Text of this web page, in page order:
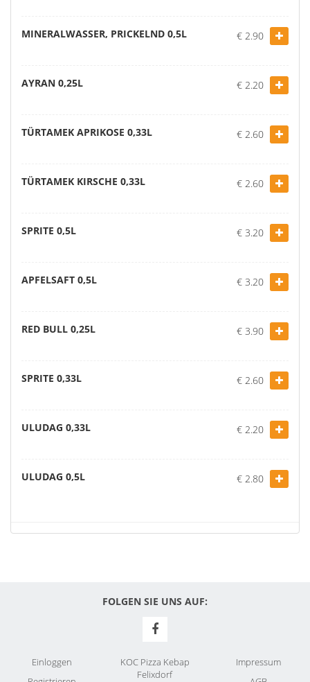
MINERALWASSER, PRICKELND 0,5L € 2.90
AYRAN 0,25L € 2.20
TÜRTAMEK APRIKOSE 0,33L € 2.60
TÜRTAMEK KIRSCHE 0,33L € 2.60
SPRITE 0,5L € 3.20
APFELSAFT 0,5L € 3.20
RED BULL 0,25L € 3.90
SPRITE 0,33L € 2.60
ULUDAG 0,33L € 2.20
ULUDAG 0,5L € 2.80
FOLGEN SIE UNS AUF:
Einloggen
KOC Pizza Kebap
Felixdorf
Impressum